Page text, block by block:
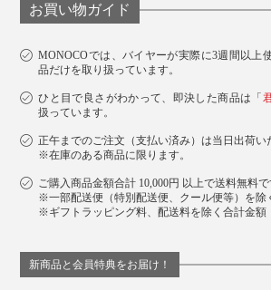
お買い物ガイド
MONOCOでは、バイヤーが実際に3週間以上
品だけを取り扱っています。
ひと目で良さがわかって、即決した商品は「
扱っています。
正午までのご注文（支払い済み）は当日出荷い
※在庫のある商品に限ります。
ご購入商品金額合計 10,000円 以上で送料無料で
※一部配送便（特別配送便、クール便等）を除
※ギフトラッピング料、配送料を除く合計金額
新商品と会員特典をお届け！